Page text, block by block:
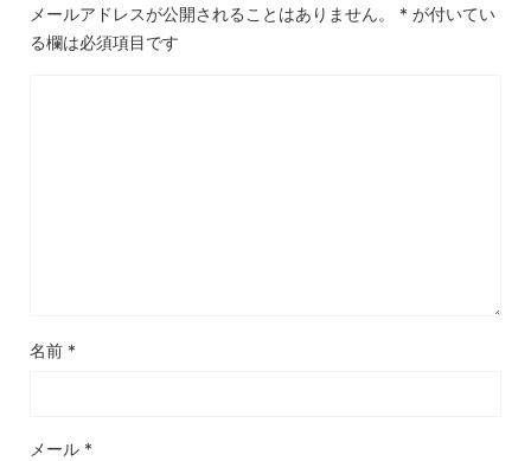
メールアドレスが公開されることはありません。 * が付いてい
る欄は必須項目です
名前 *
メール *